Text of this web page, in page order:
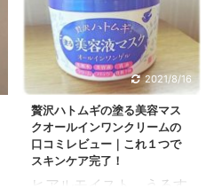
敏感肌 ナチュリエ ハト
ムギ保湿ジェルを使う前
は気温の変化でニキビが
できやすく、ニキビ用ス
キンケア用品を使うとヒ
リヒリしてしまい、また
手頃な値段のものを探し
ていたところ、薬局でこ
ちらを見つけて購入しま
2021/8/16
贅沢ハトムギの塗る美容マス
クオールインワンクリームの
口コミレビュー｜これ１つで
スキンケア完了！
ヒアルモイスト うるす